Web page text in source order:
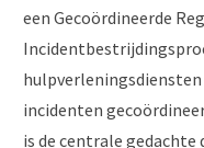
een Gecoördineerde
incidenten
is de centrale